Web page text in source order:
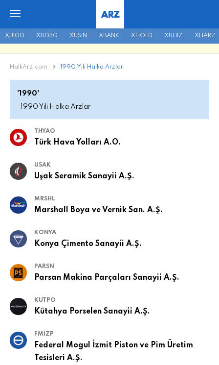
XU100 XU030 XUSIN XBANK XHOLD XUHIZ XHARZ
ARZ
HalkArz.com 1990 Yılı Halka Arzlar
'1990'
1990 Yılı Halka Arzlar
THYAO
Türk Hava Yolları A.O.
USAK
Uşak Seramik Sanayii A.Ş.
MRSHL
Marshall Boya ve Vernik San. A.Ş.
KONYA
Konya Çimento Sanayii A.Ş.
PARSN
Parsan Makina Parçaları Sanayii A.Ş.
KUTPO
Kütahya Porselen Sanayii A.Ş.
FMIZP
Federal Mogul İzmit Piston ve Pim Üretim
Tesisleri A.Ş.